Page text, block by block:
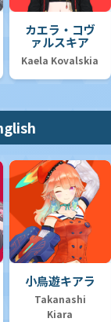
カエラ・コヴ
ァルスキア
Kaela Kovalskia
小鳥遊キアラ
Takanashi
Kiara